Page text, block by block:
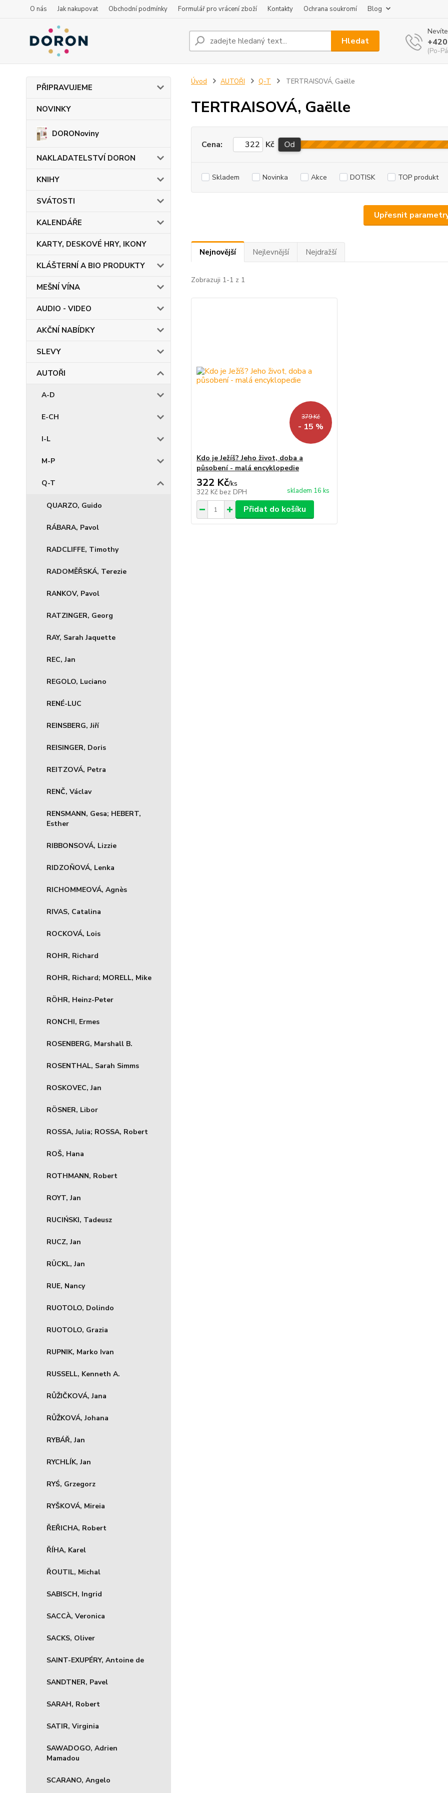
O nás Jak nakupovat Obchodní podmínky Formulář pro vrácení zboží Kontakty Ochrana soukromí Blog
Hledat
(Po-
PŘIPRAVUJEME
NOVINKY
DORONoviny
NAKLADATELSTVÍ DORON
KNIHY
SVÁTOSTI
KALENDÁŘE
KARTY, DESKOVÉ HRY, IKONY
KLÁŠTERNÍ A BIO PRODUKTY
MEŠNÍ VÍNA
AUDIO - VIDEO
AKČNÍ NABÍDKY
SLEVY
AUTOŘI
A-D
E-CH
I-L
M-P
Q-T
QUARZO, Guido
RÁBARA, Pavol
RADCLIFFE, Timothy
RADOMĚŘSKÁ, Terezie
RANKOV, Pavol
RATZINGER, Georg
RAY, Sarah Jaquette
REC, Jan
REGOLO, Luciano
RENÉ-LUC
REINSBERG, Jiří
REISINGER, Doris
REITZOVÁ, Petra
RENČ, Václav
RENSMANN, Gesa; HEBERT,
Esther
RIBBONSOVÁ, Lizzie
RIDZOŇOVÁ, Lenka
RICHOMMEOVÁ, Agnès
RIVAS, Catalina
ROCKOVÁ, Lois
ROHR, Richard
ROHR, Richard; MORELL, Mike
RÖHR, Heinz-Peter
RONCHI, Ermes
ROSENBERG, Marshall B.
ROSENTHAL, Sarah Simms
ROSKOVEC, Jan
RÖSNER, Libor
ROSSA, Julia; ROSSA, Robert
ROŠ, Hana
ROTHMANN, Robert
ROYT, Jan
RUCIŃSKI, Tadeusz
RUCZ, Jan
RÜCKL, Jan
RUE, Nancy
RUOTOLO, Dolindo
RUOTOLO, Grazia
RUPNIK, Marko Ivan
RUSSELL, Kenneth A.
RŮŽIČKOVÁ, Jana
RŮŽKOVÁ, Johana
RYBÁŘ, Jan
RYCHLÍK, Jan
RYŚ, Grzegorz
RYŠKOVÁ, Mireia
ŘEŘICHA, Robert
ŘÍHA, Karel
ŘOUTIL, Michal
SABISCH, Ingrid
SACCÀ, Veronica
SACKS, Oliver
SAINT-EXUPÉRY, Antoine de
SANDTNER, Pavel
SARAH, Robert
SATIR, Virginia
SAWADOGO, Adrien
Mamadou
SCARANO, Angelo
Úvod AUTOŘI Q-T TERTRAISOVÁ, Gaëlle
TERTRAISOVÁ, Gaëlle
Upřesnit
Cena: Kč Od
Skladem Novinka Akce DOTISK TOP produkt
Nejnovější Nejlevnější Nejdražší
Zobrazuji 1-1 z 1
379 Kč
- 15 %
Kdo je Ježíš? Jeho život, doba a
působení - malá encyklopedie
322 Kč/ks
322 Kč bez DPH skladem 16 ks
Přidat do košíku